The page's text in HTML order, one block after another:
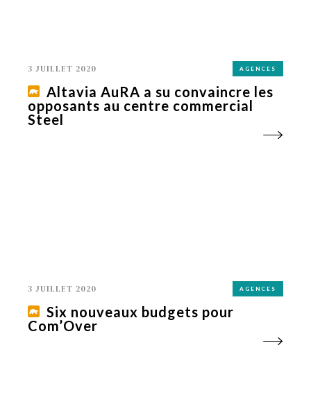
3 JUILLET 2020 AGENCES
Altavia AuRA a su convaincre les
opposants au centre commercial
Steel
3 JUILLET 2020 AGENCES
Six nouveaux budgets pour
Com’Over